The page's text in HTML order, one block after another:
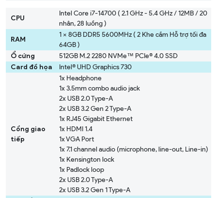
CPU
Intel Core i7-14700 ( 2.1 GHz - 5.4 GHz / 12MB / 20
nhân, 28 luồng )
RAM
1 x 8GB DDR5 5600MHz ( 2 Khe cắm Hỗ trợ tối đa
64GB )
Ổ cứng
512GB M.2 2280 NVMe™ PCIe® 4.0 SSD
Card đồ họa
Intel® UHD Graphics 730
Cổng giao
tiếp
1x Headphone
1x 3.5mm combo audio jack
2x USB 2.0 Type-A
2x USB 3.2 Gen 2 Type-A
1x RJ45 Gigabit Ethernet
1x HDMI 1.4
1x VGA Port
1x 7.1 channel audio (microphone, line-out, Line-in)
1x Kensington lock
1x Padlock loop
2x USB 2.0 Type-A
2x USB 3.2 Gen 1 Type-A